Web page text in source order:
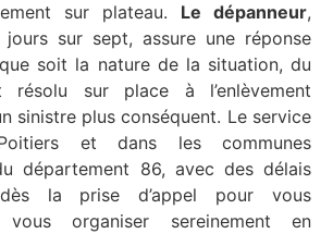
sur plateau. Le dépanneur,
sur sept, assure une réponse
soit la nature de la situation, du
résolu sur place à l’enlèvement
sinistre plus conséquent. Le service
et dans les communes
département 86, avec des délais
dès la prise d’appel pour vous
organiser sereinement en